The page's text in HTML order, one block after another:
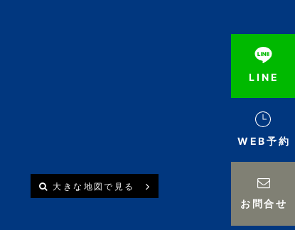
LINE
WEB予約
お問合せ
大きな地図で見る